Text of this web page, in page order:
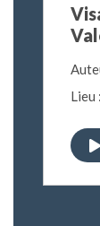
Lieu